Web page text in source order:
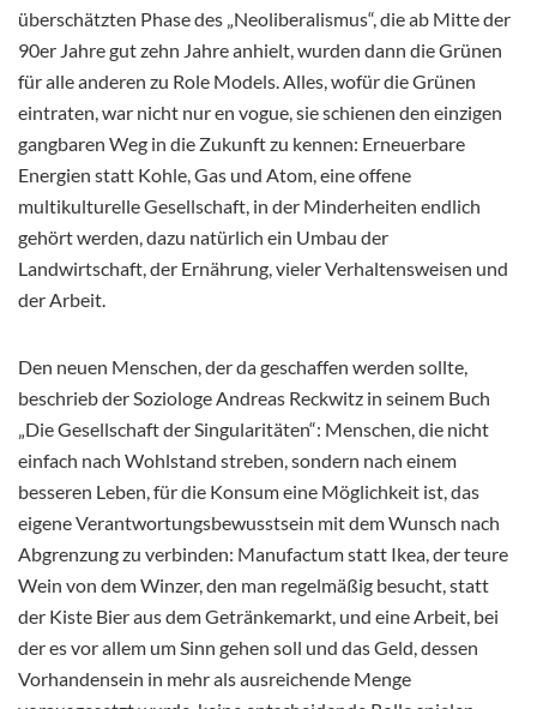
überschätzten Phase des „Neoliberalismus“, die ab Mitte der
90er Jahre gut zehn Jahre anhielt, wurden dann die Grünen
für alle anderen zu Role Models. Alles, wofür die Grünen
eintraten, war nicht nur en vogue, sie schienen den einzigen
gangbaren Weg in die Zukunft zu kennen: Erneuerbare
Energien statt Kohle, Gas und Atom, eine offene
multikulturelle Gesellschaft, in der Minderheiten endlich
gehört werden, dazu natürlich ein Umbau der
Landwirtschaft, der Ernährung, vieler Verhaltensweisen und
der Arbeit.
Den neuen Menschen, der da geschaffen werden sollte,
beschrieb der Soziologe Andreas Reckwitz in seinem Buch
„Die Gesellschaft der Singularitäten“: Menschen, die nicht
einfach nach Wohlstand streben, sondern nach einem
besseren Leben, für die Konsum eine Möglichkeit ist, das
eigene Verantwortungsbewusstsein mit dem Wunsch nach
Abgrenzung zu verbinden: Manufactum statt Ikea, der teure
Wein von dem Winzer, den man regelmäßig besucht, statt
der Kiste Bier aus dem Getränkemarkt, und eine Arbeit, bei
der es vor allem um Sinn gehen soll und das Geld, dessen
Vorhandensein in mehr als ausreichende Menge